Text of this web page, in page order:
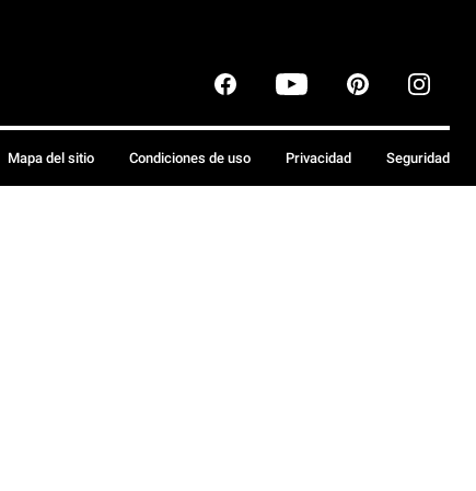
Mapa del sitio Condiciones de uso Privacidad Seguridad